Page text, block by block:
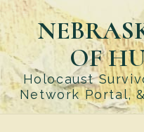
Skip
to
main
content
OF
Holocaust
Network Portal,